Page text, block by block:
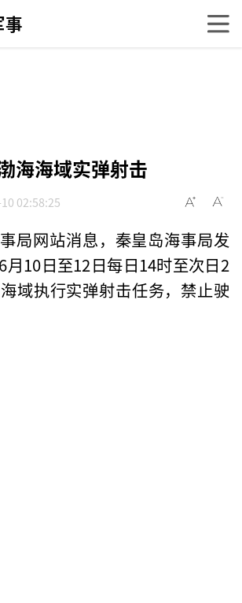
事
海海域实弹射击
02:58:25
局网站消息，秦皇岛海事局发
月10日至12日每日14时至次日2
域执行实弹射击任务，禁止驶